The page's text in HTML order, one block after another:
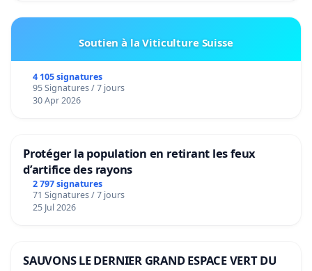
Soutien à la Viticulture Suisse
4 105 signatures
95 Signatures / 7 jours
30 Apr 2026
Protéger la population en retirant les feux
d’artifice des rayons
2 797 signatures
71 Signatures / 7 jours
25 Jul 2026
SAUVONS LE DERNIER GRAND ESPACE VERT DU